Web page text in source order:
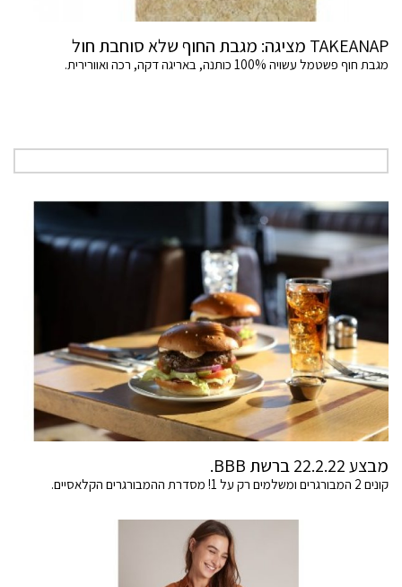
TAKEANAP מציגה: מגבת החוף שלא סוחבת חול
מגבת חוף פשטמל עשויה 100% כותנה, באריגה דקה, רכה ואוורירית.
מבצע 22.2.22 ברשת BBB.
קונים 2 המבורגרים ומשלמים רק על 1! מסדרת ההמבורגרים הקלאסיים.